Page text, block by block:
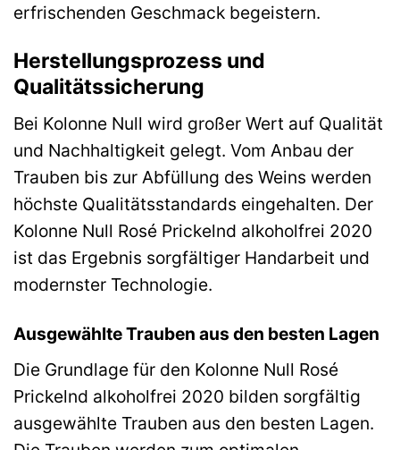
erfrischenden Geschmack begeistern.
Herstellungsprozess und
Qualitätssicherung
Bei Kolonne Null wird großer Wert auf Qualität
und Nachhaltigkeit gelegt. Vom Anbau der
Trauben bis zur Abfüllung des Weins werden
höchste Qualitätsstandards eingehalten. Der
Kolonne Null Rosé Prickelnd alkoholfrei 2020
ist das Ergebnis sorgfältiger Handarbeit und
modernster Technologie.
Ausgewählte Trauben aus den besten Lagen
Die Grundlage für den Kolonne Null Rosé
Prickelnd alkoholfrei 2020 bilden sorgfältig
ausgewählte Trauben aus den besten Lagen.